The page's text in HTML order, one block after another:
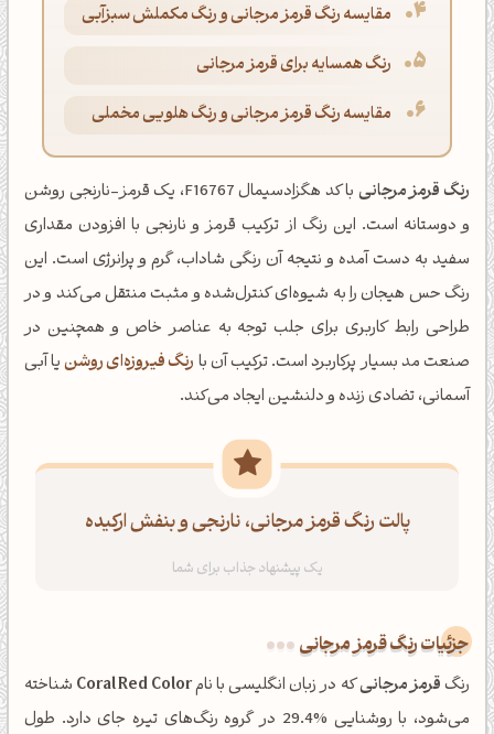
مقایسه رنگ قرمز مرجانی و رنگ مکملش سبزآبی
رنگ همسایه برای قرمز مرجانی
مقایسه رنگ قرمز مرجانی و رنگ هلویی مخملی
رنگ قرمز مرجانی
با کد هگزادسیمال F16767، یک قرمز-نارنجی روشن
و دوستانه است. این رنگ از ترکیب قرمز و نارنجی با افزودن مقداری
سفید به دست آمده و نتیجه آن رنگی شاداب، گرم و پرانرژی است. این
رنگ حس هیجان را به شیوه‌ای کنترل‌شده و مثبت منتقل می‌کند و در
طراحی رابط کاربری برای جلب توجه به عناصر خاص و همچنین در
صنعت مد بسیار پرکاربرد است. ترکیب آن با رنگ فیروزه‌ای روشنیا آبی
آسمانی، تضادی زنده و دلنشین ایجاد می‌کند.
پالت رنگ قرمز مرجانی، نارنجی و بنفش ارکیده
جزئیات رنگ قرمز مرجانی
رنگقرمز مرجانیکه در زبان انگلیسی با نامCoral Red Color شناخته
می‌شود، با روشنایی %29.4 در گروه رنگ‌های تیره جای دارد. طول